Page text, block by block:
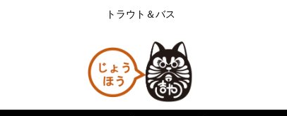
トラウト＆バス